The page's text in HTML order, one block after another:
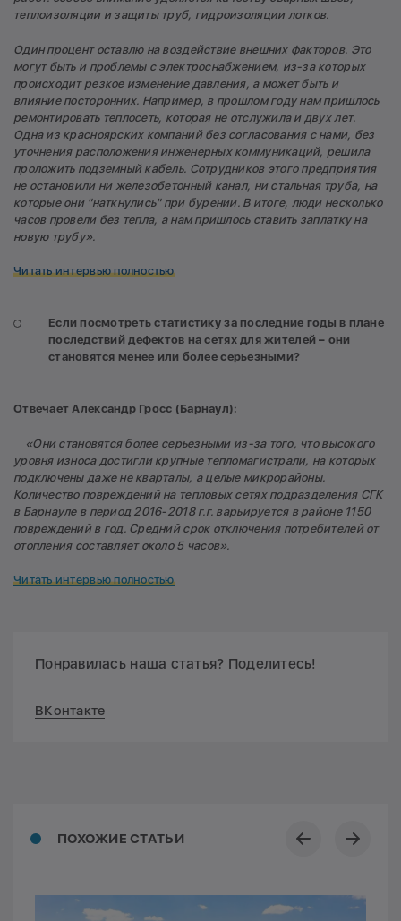
теплоизоляции и защиты труб, гидроизоляции лотков.
Один процент оставлю на воздействие внешних факторов. Это
могут быть и проблемы с электроснабжением, из-за которых
происходит резкое изменение давления, а может быть и
влияние посторонних. Например, в прошлом году нам пришлось
ремонтировать теплосеть, которая не отслужила и двух лет.
Одна из красноярских компаний без согласования с нами, без
уточнения расположения инженерных коммуникаций, решила
проложить подземный кабель. Сотрудников этого предприятия
не остановили ни железобетонный канал, ни стальная труба, на
которые они "наткнулись" при бурении. В итоге, люди несколько
часов провели без тепла, а нам пришлось ставить заплатку на
новую трубу».
Читать интервью полностью
Если посмотреть статистику за последние годы в плане
последствий дефектов на сетях для жителей – они
становятся менее или более серьезными?
Отвечает Александр Гросс (Барнаул):
«Они становятся более серьезными из-за того, что высокого
уровня износа достигли крупные тепломагистрали, на которых
подключены даже не кварталы, а целые микрорайоны.
Количество повреждений на тепловых сетях подразделения СГК
в Барнауле в период 2016-2018 г.г. варьируется в районе 1150
повреждений в год. Средний срок отключения потребителей от
отопления составляет около 5 часов».
Читать интервью полностью
Понравилась наша статья? Поделитесь!
ВКонтакте
ПОХОЖИЕ СТАТЬИ